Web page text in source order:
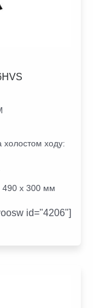
ходу:
490 х 300 мм
id="4206"]